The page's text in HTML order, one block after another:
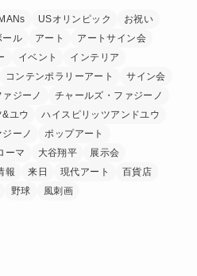
USオリンピック
お祝い
ール アート
アートサイン会
イベント
インテリア
コンテンポラリーアート
サイン会
ジーノ
チャールズ・ファジーノ
ユウ
ハイスピリッツアンドユウ
ジーノ
ポップアート
ーマ 大谷翔平
展示会
報 来日 現代アート
百貨店
野球 風刺画